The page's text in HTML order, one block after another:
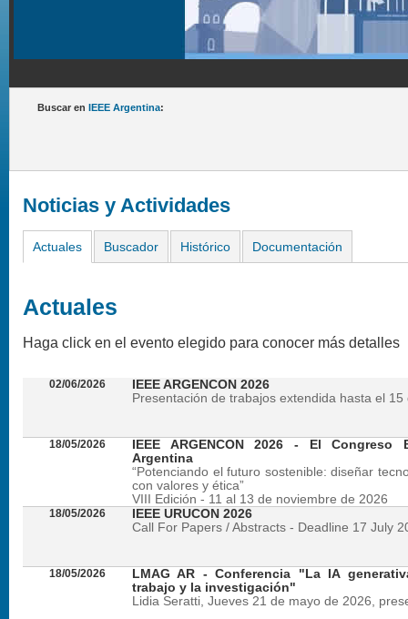
Buscar en IEEE Argentina:
Noticias y Actividades
Actuales Buscador Histórico Documentación
Actuales
Haga click en el evento elegido para conocer más detalles
02/06/2026
IEEE ARGENCON 2026
Presentación de trabajos extendida hasta el 15
18/05/2026
IEEE ARGENCON 2026 - El
Argentina
“Potenciando el futuro sostenible: diseñar
con valores y ética”
VIII Edición - 11 al 13 de noviembre de 2026
18/05/2026
IEEE URUCON 2026
Call For Papers / Abstracts - Deadline 17 July
18/05/2026
LMAG AR - Conferencia "La IA
trabajo y la investigación"
Lidia Seratti, Jueves 21 de mayo de 2026,